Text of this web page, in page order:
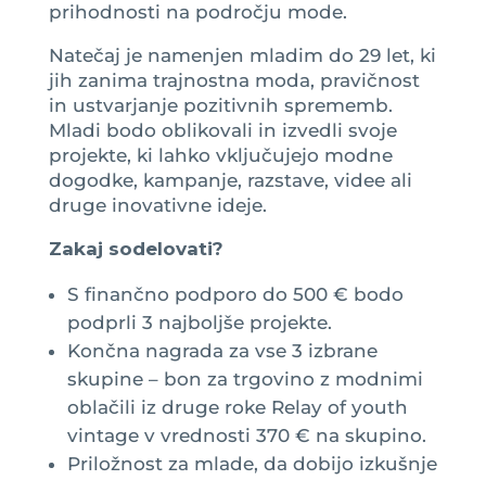
prihodnosti na področju mode.
Natečaj je namenjen mladim do 29 let, ki
jih zanima trajnostna moda, pravičnost
in ustvarjanje pozitivnih sprememb.
Mladi bodo oblikovali in izvedli svoje
projekte, ki lahko vključujejo modne
dogodke, kampanje, razstave, videe ali
druge inovativne ideje.
Zakaj sodelovati?
S finančno podporo do 500 € bodo
podprli 3 najboljše projekte.
Končna nagrada za vse 3 izbrane
skupine – bon za trgovino z modnimi
oblačili iz druge roke Relay of youth
vintage v vrednosti 370 € na skupino.
Priložnost za mlade, da dobijo izkušnje